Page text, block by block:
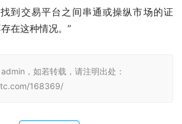
到交易平台之间串通或操纵市场的证
在这种情况。”
，如若转载，请注明出处：
168369/